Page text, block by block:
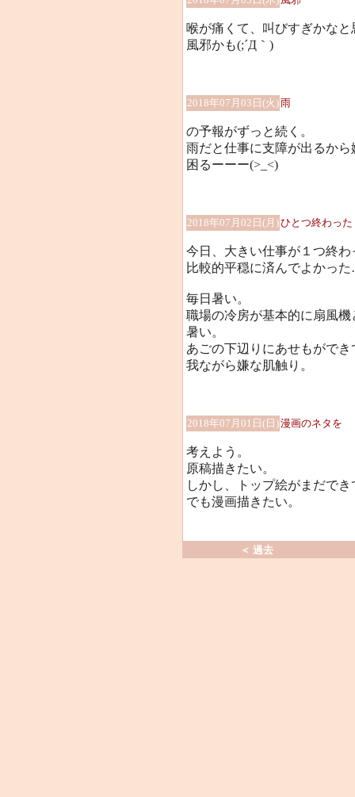
喉が痛くて、叫びすぎかな
風邪かも(;´Д｀)
2018年07月03日(火)雨
の予報がずっと続く。
雨だと仕事に支障が出るから
困るーーー(>_<)
2018年07月02日(月)ひとつ終わった
今日、大きい仕事が１つ終わ
比較的平穏に済んでよかっ
毎日暑い。
職場の冷房が基本的に扇風
暑い。
あごの下辺りにあせもがで
我ながら嫌な肌触り。
2018年07月01日(日)漫画のネタを
考えよう。
原稿描きたい。
しかし、トップ絵がまだでき
でも漫画描きたい。
＜ 過去